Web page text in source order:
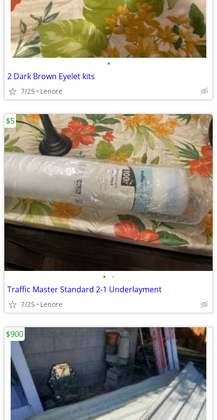
•
2 Dark Brown Eyelet kits
7/25 Lenore
• •
Traffic Master Standard 2-1 Underlayment
7/25 Lenore
$5
$900